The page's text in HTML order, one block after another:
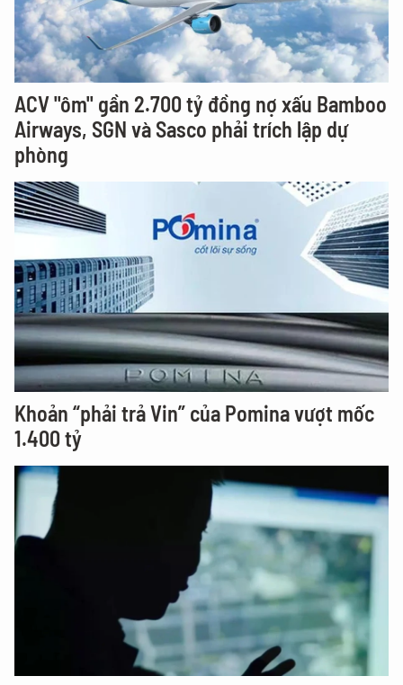
ACV "ôm" gần 2.700 tỷ đồng nợ xấu Bamboo
Airways, SGN và Sasco phải trích lập dự
phòng
Khoản “phải trả Vin” của Pomina vượt mốc
1.400 tỷ